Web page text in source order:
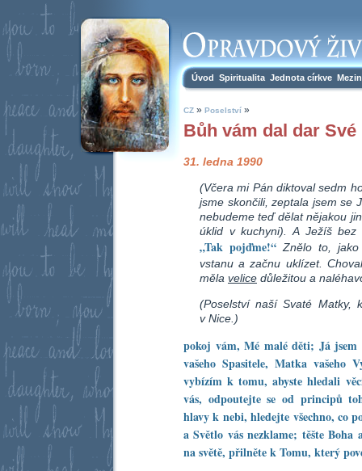
Úvod Spiritualita Jednota církve
CZ » Poselství »
Bůh vám dal dar Své
31. ledna 1990
(Včera mi Pán diktoval sedm
jsme skončili, zeptala jsem se
nebudeme teď dělat nějakou
úklid v kuchyni). A Ježíš bez
„Tak pojďme!“ Znělo to,
vstanu a začnu uklízet.
měla velice důležitou a
(Poselství naší Svaté Matky,
v Nice.)
pokoj vám, Mé malé děti; Já jsem
vašeho Spasitele, Matka vašeho
vybízím k tomu, abyste hledali
vás, odpoutejte se od principů
hlavy k nebi, hledejte všechno, co
a Světlo vás nezklame; těšte
na světě, přilněte k Tomu, který